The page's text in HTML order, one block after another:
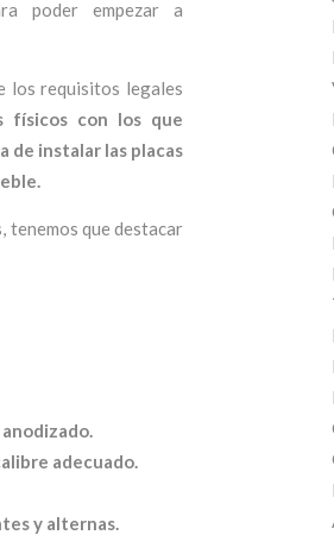
poder empezar a
los requisitos legales
físicos con los que
de instalar las placas
tenemos que destacar
adecuado.
y alternas.